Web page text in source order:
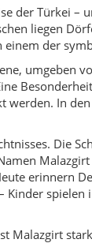
Spuren
Malazgirt
Landkreis
den